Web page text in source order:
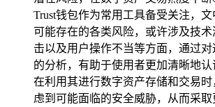
Trust钱包作为常用工具备受关注，
可能存在的各类风险，或许涉及技
击以及用户操作不当等方面，通过
的分析，有助于使用者更加清晰地认
在利用其进行数字资产存储和交易
虑到可能面临的安全威胁，从而采